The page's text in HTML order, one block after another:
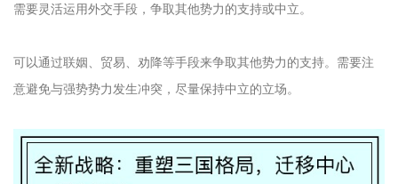
需要灵活运用外交手段，争取其他势力的支持或中立。
可以通过联姻、贸易、劝降等手段来争取其他势力的支持。需要注
意避免与强势势力发生冲突，尽量保持中立的立场。